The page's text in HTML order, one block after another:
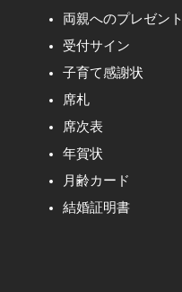
両親へのプレゼント
受付サイン
子育て感謝状
席札
席次表
年賀状
月齢カード
結婚証明書